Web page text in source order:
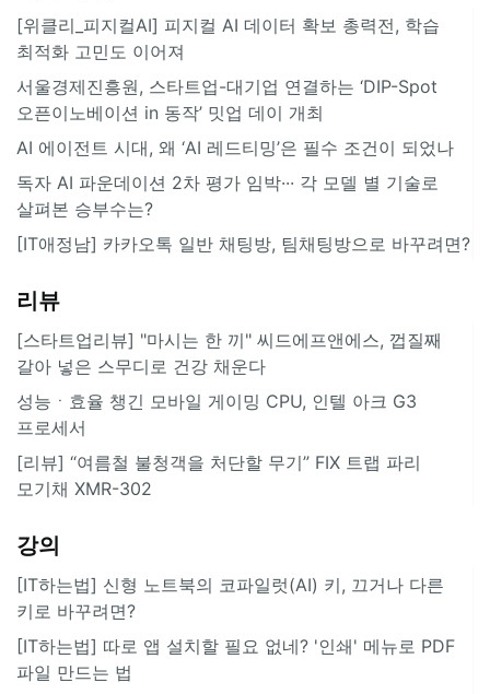
[위클리_피지컬AI] 피지컬 AI 데이터 확보 총력전, 학습
최적화 고민도 이어져
서울경제진흥원, 스타트업-대기업 연결하는 ‘DIP-Spot
오픈이노베이션 in 동작’ 밋업 데이 개최
AI 에이전트 시대, 왜 ‘AI 레드티밍’은 필수 조건이 되었나
독자 AI 파운데이션 2차 평가 임박··· 각 모델 별 기술로
살펴본 승부수는?
[IT애정남] 카카오톡 일반 채팅방, 팀채팅방으로 바꾸려면?
리뷰
[스타트업리뷰] "마시는 한 끼" 씨드에프앤에스, 껍질째
갈아 넣은 스무디로 건강 채운다
성능ㆍ효율 챙긴 모바일 게이밍 CPU, 인텔 아크 G3
프로세서
[리뷰] “여름철 불청객을 처단할 무기” FIX 트랩 파리
모기채 XMR-302
강의
[IT하는법] 신형 노트북의 코파일럿(AI) 키, 끄거나 다른
키로 바꾸려면?
[IT하는법] 따로 앱 설치할 필요 없네? '인쇄' 메뉴로 PDF
파일 만드는 법